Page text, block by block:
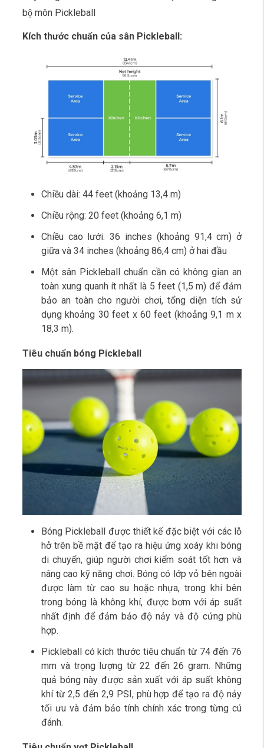
bộ môn Pickleball
Kích thước chuẩn của sân Pickleball:
Chiều dài: 44 feet (khoảng 13,4 m)
Chiều rộng: 20 feet (khoảng 6,1 m)
Chiều cao lưới: 36 inches (khoảng 91,4 cm) ở
giữa và 34 inches (khoảng 86,4 cm) ở hai đầu
Một sân Pickleball chuẩn cần có không gian an
toàn xung quanh ít nhất là 5 feet (1,5 m) để đảm
bảo an toàn cho người chơi, tổng diện tích sử
dụng khoảng 30 feet x 60 feet (khoảng 9,1 m x
18,3 m).
Tiêu chuẩn bóng Pickleball
Bóng Pickleball được thiết kế đặc biệt với các lỗ
hở trên bề mặt để tạo ra hiệu ứng xoáy khi bóng
di chuyển, giúp người chơi kiểm soát tốt hơn và
nâng cao kỹ năng chơi. Bóng có lớp vỏ bên ngoài
được làm từ cao su hoặc nhựa, trong khi bên
trong bóng là không khí, được bơm với áp suất
nhất định để đảm bảo độ nảy và độ cứng phù
hợp.
Pickleball có kích thước tiêu chuẩn từ 74 đến 76
mm và trọng lượng từ 22 đến 26 gram. Những
quả bóng này được sản xuất với áp suất không
khí từ 2,5 đến 2,9 PSI, phù hợp để tạo ra độ nảy
tối ưu và đảm bảo tính chính xác trong từng cú
đánh.